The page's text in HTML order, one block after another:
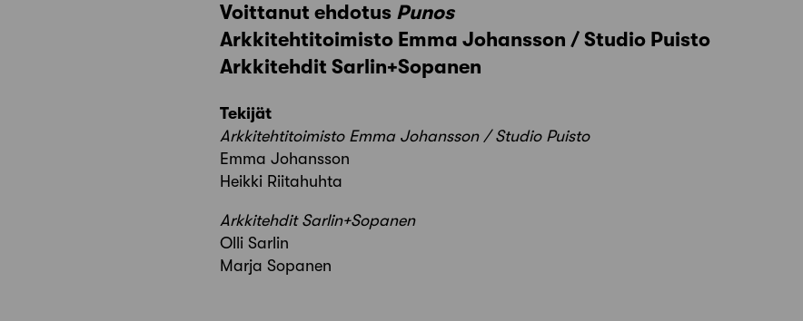
Voittanut ehdotus Punos
Arkkitehtitoimisto Emma Johansson / Studio Puisto
Arkkitehdit Sarlin+Sopanen
Tekijät
Arkkitehtitoimisto Emma Johansson / Studio Puisto
Emma Johansson
Heikki Riitahuhta
Arkkitehdit Sarlin+Sopanen
Olli Sarlin
Marja Sopanen